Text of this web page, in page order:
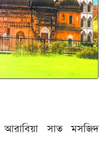
আরাবিয়া সাত মসজিদ